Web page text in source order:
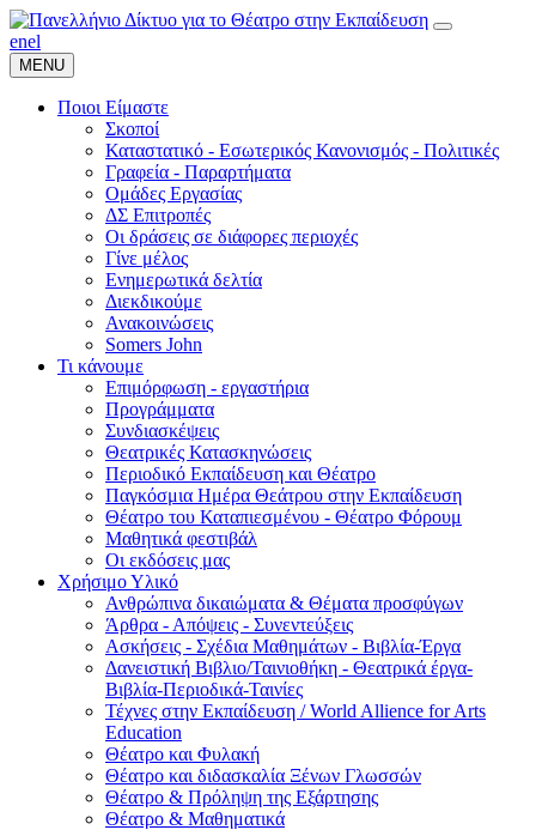
enel
MENU
Ποιοι Είμαστε
Σκοποί
Καταστατικό - Εσωτερικός Κανονισμός - Πολιτικές
Γραφεία - Παραρτήματα
Ομάδες Εργασίας
ΔΣ Επιτροπές
Οι δράσεις σε διάφορες περιοχές
Γίνε μέλος
Ενημερωτικά δελτία
Διεκδικούμε
Ανακοινώσεις
Somers John
Τι κάνουμε
Επιμόρφωση - εργαστήρια
Προγράμματα
Συνδιασκέψεις
Θεατρικές Κατασκηνώσεις
Περιοδικό Εκπαίδευση και Θέατρο
Παγκόσμια Ημέρα Θεάτρου στην Εκπαίδευση
Θέατρο του Καταπιεσμένου - Θέατρο Φόρουμ
Μαθητικά φεστιβάλ
Οι εκδόσεις μας
Χρήσιμο Υλικό
Ανθρώπινα δικαιώματα & Θέματα προσφύγων
Άρθρα - Απόψεις - Συνεντεύξεις
Ασκήσεις - Σχέδια Μαθημάτων - Βιβλία-Έργα
Δανειστική Βιβλιο/Ταινιοθήκη - Θεατρικά έργα-
Βιβλία-Περιοδικά-Ταινίες
Τέχνες στην Εκπαίδευση / World Allience for Arts
Education
Θέατρο και Φυλακή
Θέατρο και διδασκαλία Ξένων Γλωσσών
Θέατρο & Πρόληψη της Εξάρτησης
Θέατρο & Μαθηματικά